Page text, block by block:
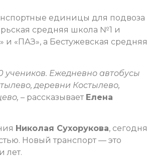
единицы для подвоза
средняя школа №1 и
и «ПАЗ», а Бестужевская средняя
учеников. Ежедневно автобусы
деревни Костылево,
, – рассказывает Елена
Николая Сухорукова, сегодня
Новый транспорт — это
лет.